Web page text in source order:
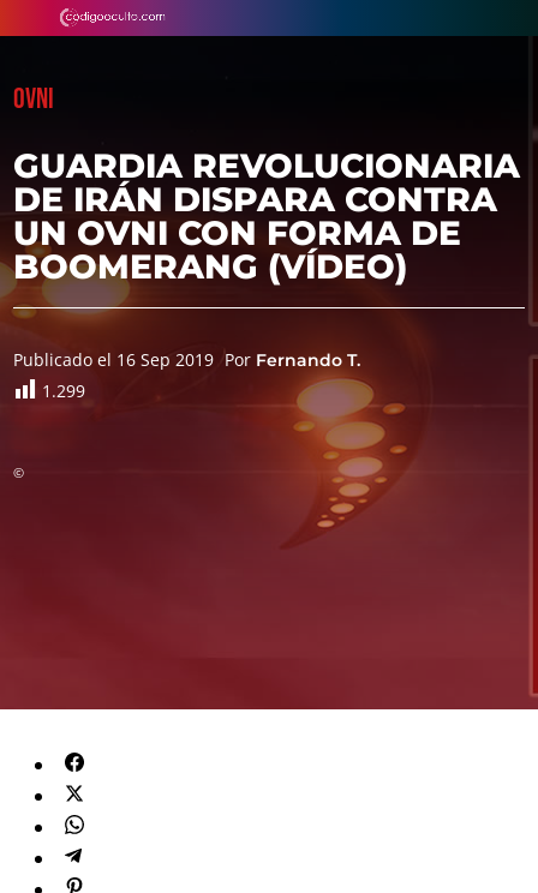
OVNI
GUARDIA REVOLUCIONARIA
DE IRÁN DISPARA CONTRA
UN OVNI CON FORMA DE
BOOMERANG (VÍDEO)
Publicado el 16 Sep 2019 Por Fernando T.
1.299
©